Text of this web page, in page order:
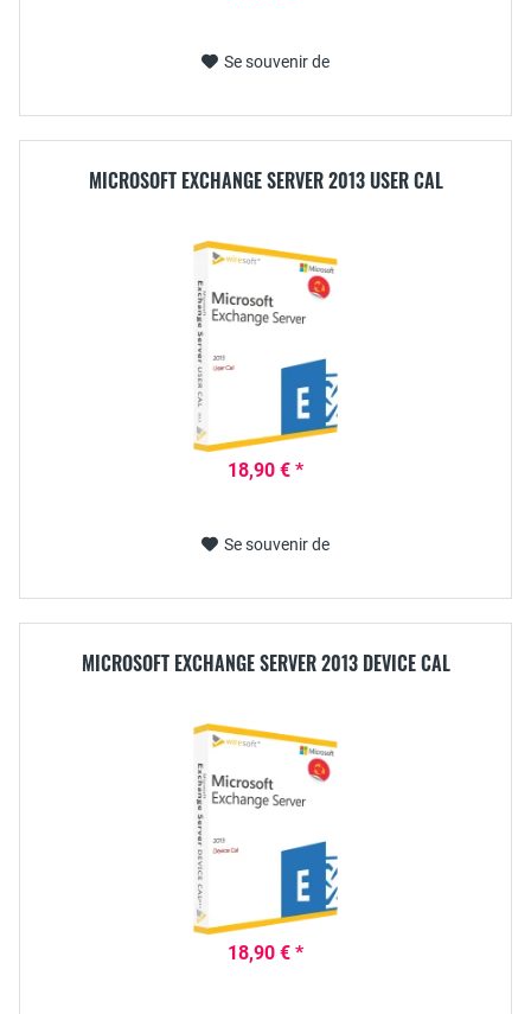
Se souvenir de
MICROSOFT EXCHANGE SERVER 2013 USER CAL
18,90 € *
Se souvenir de
MICROSOFT EXCHANGE SERVER 2013 DEVICE CAL
18,90 € *